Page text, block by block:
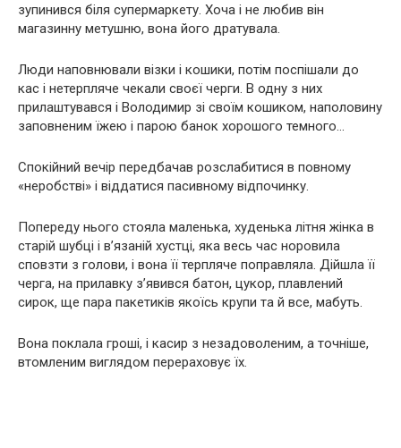
зупинився біля супермаркету. Хоча і не любив він
магазинну метушню, вона його дратувала.
Люди наповнювали візки і кошики, потім поспішали до
кас і нетерпляче чекали своєї черги. В одну з них
прилаштувався і Володимир зі своїм кошиком, наполовину
заповненим їжею і парою банок хорошого темного…
Спокійний вечір передбачав розслабитися в повному
«неробстві» і віддатися пасивному відпочинку.
Попереду нього стояла маленька, худенька літня жінка в
старій шубці і в’язаній хустці, яка весь час норовила
сповзти з голови, і вона її терпляче поправляла. Дійшла її
черга, на прилавку з’явився батон, цукор, плавлений
сирок, ще пара пакетиків якоїсь крупи та й все, мабуть.
Вона поклала гроші, і касир з незадоволеним, а точніше,
втомленим виглядом перераховує їх.